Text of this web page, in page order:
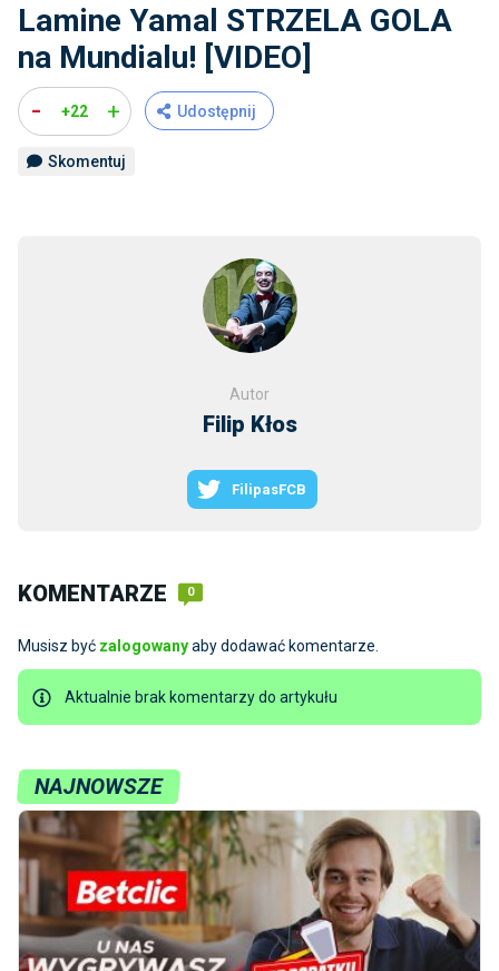
Lamine Yamal STRZELA GOLA
na Mundialu! [VIDEO]
- +22 + Udostępnij
Skomentuj
Autor
Filip Kłos
FilipasFCB
KOMENTARZE 0
Musisz być zalogowanyaby dodawać komentarze.
Aktualnie brak komentarzy do artykułu
NAJNOWSZE